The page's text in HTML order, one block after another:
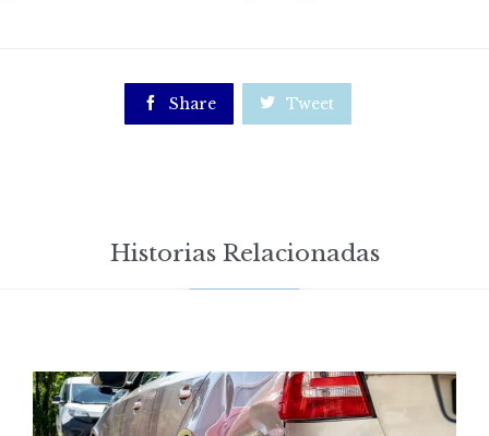
 Share  Tweet
Historias Relacionadas